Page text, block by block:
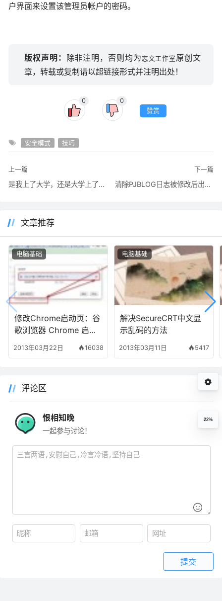
户界面来设置该管理员帐户的密码。
版权声明： 除非注明，否则均为志文工作室 原创文
章，转载或复制请以超链接形式并注明出处！
0
0
赞赏
安全模式 技巧
上一篇
是我上了大学，还是大学上了我？
下一篇
清除PJBLOG日志被修改后出现的“本日志由XX于XX-XX-XX编辑”字样
文章推荐
修改Chrome启动页：谷
歌浏览器 Chrome 启动
改方法
2013年03月22日 16038
电脑基础
解决SecureCRT中文显
示乱码的方法
2013年03月11日 5417
电脑基础
评论区
恨相知晚
一起参与讨论！
提交
22%